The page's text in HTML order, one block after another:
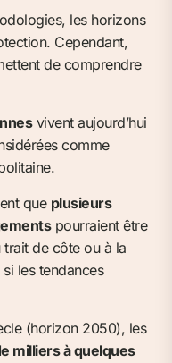
les horizons
Cependant,
de comprendre
vivent aujourd’hui
comme
que plusieurs
pourraient être
de côte ou à la
les tendances
(horizon 2050), les
milliers à quelques